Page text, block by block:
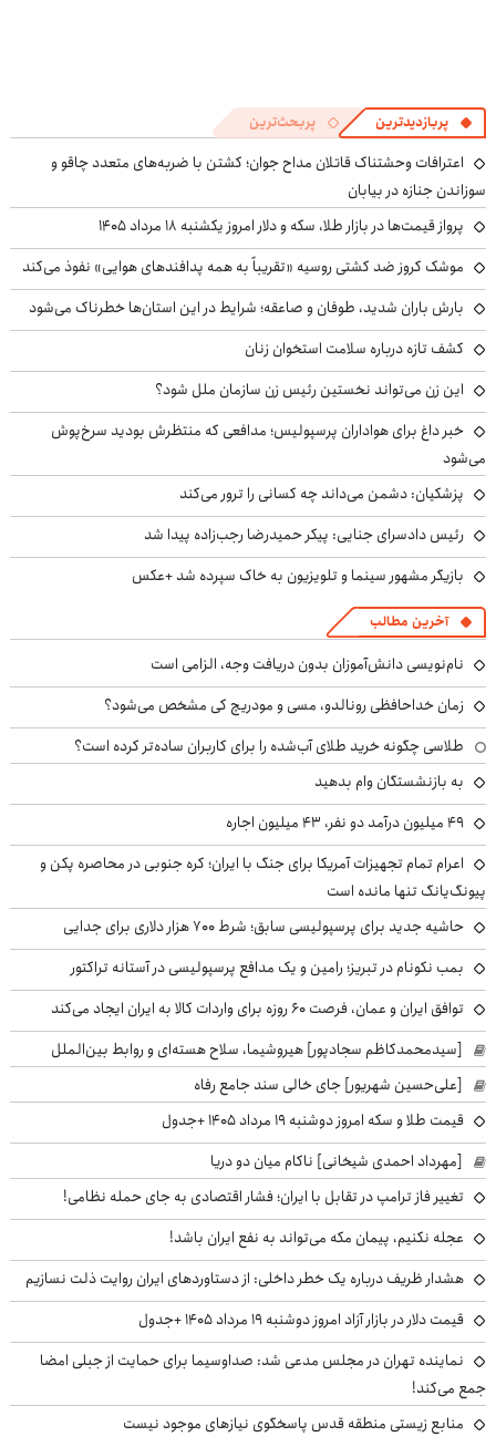
پربازدیدترین پربحث‌ترین
اعترافات وحشتناک قاتلان مداح جوان؛ کشتن با ضربه‌های متعدد چاقو و
سوزاندن جنازه در بیابان
پرواز قیمت‌ها در بازار طلا، سکه و دلار امروز یکشنبه ۱۸ مرداد ۱۴۰۵
موشک کروز ضد کشتی روسیه «تقریباً به همه پدافندهای هوایی» نفوذ می‌کند
بارش باران شدید، طوفان و صاعقه؛ شرایط در این استان‌ها خطرناک می‌شود
کشف تازه درباره سلامت استخوان زنان
این زن می‌تواند نخستین رئیس زن سازمان ملل شود؟
خبر داغ برای هواداران پرسپولیس؛ مدافعی که منتظرش بودید سرخ‌پوش
می‌شود
پزشکیان: دشمن می‌داند چه کسانی را ترور می‌کند
رئیس دادسرای جنایی: پیکر حمیدرضا رجب‌زاده پیدا شد
بازیگر مشهور سینما و تلویزیون به خاک سپرده شد +عکس
آخرین مطالب
نام‌نویسی دانش‌آموزان بدون دریافت وجه، الزامی است
زمان خداحافظی رونالدو، مسی و مودریچ کی مشخص می‌شود؟
طلاسی چگونه خرید طلای آب‌شده را برای کاربران ساده‌تر کرده است؟
به بازنشستگان وام بدهید
49 میلیون درآمد دو نفر، 43 میلیون اجاره
اعرام تمام تجهیزات آمریکا برای جنگ با ایران؛ کره جنوبی در محاصره پکن و
پیونگ‌یانگ تنها مانده است
حاشیه جدید برای پرسپولیسی سابق؛ شرط ۷۰۰ هزار دلاری برای جدایی
بمب نکونام در تبریز؛ رامین و یک مدافع پرسپولیسی در آستانه تراکتور
توافق ایران و عمان، فرصت ۶۰ روزه برای واردات کالا به ایران ایجاد می‌کند
[سیدمحمدکاظم سجادپور] هیروشیما، سلاح هسته‌ای و روابط بین‌الملل
[علی‌حسین شهریور] جای خالی سند جامع رفاه
قیمت طلا و سکه امروز دوشنبه ۱۹ مرداد ۱۴۰۵ +جدول
[مهرداد احمدی شیخانی] ناکام میان دو دریا
تغییر فاز ترامپ در تقابل با ایران؛ فشار اقتصادی به جای حمله نظامی!
عجله نکنیم، پیمان مکه می‌تواند به نفع ایران باشد!
هشدار ظریف درباره یک خطر داخلی: از دستاوردهای ایران روایت ذلت نسازیم
قیمت دلار در بازار آزاد امروز دوشنبه ۱۹ مرداد ۱۴۰۵ +جدول
نماینده تهران در مجلس مدعی شد: صداوسیما برای حمایت از جبلی امضا
جمع می‌کند!
منابع زیستی منطقه قدس پاسخگوی نیازهای موجود نیست